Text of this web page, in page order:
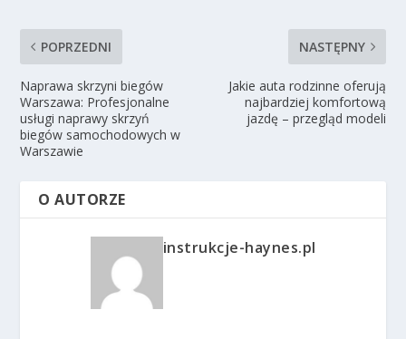
POPRZEDNI
Naprawa skrzyni biegów
Warszawa: Profesjonalne
usługi naprawy skrzyń
biegów samochodowych w
Warszawie
NASTĘPNY
Jakie auta rodzinne oferują
najbardziej komfortową
jazdę – przegląd modeli
O AUTORZE
instrukcje-haynes.pl